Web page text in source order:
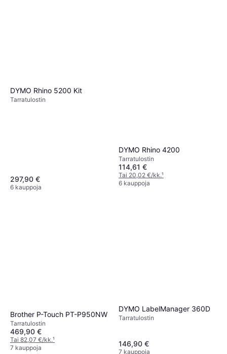
DYMO Rhino 5200 Kit
Tarra­tulostin
297,90 €
6 kauppoja
DYMO Rhino 4200
Tarra­tulostin
114,61 €
Tai 20,02 €/kk.¹
6 kauppoja
Brother P-Touch PT-P950NW
Tarra­tulostin
469,90 €
Tai 82,07 €/kk.¹
7 kauppoja
DYMO LabelManager 360D
Tarra­tulostin
146,90 €
7 kauppoja